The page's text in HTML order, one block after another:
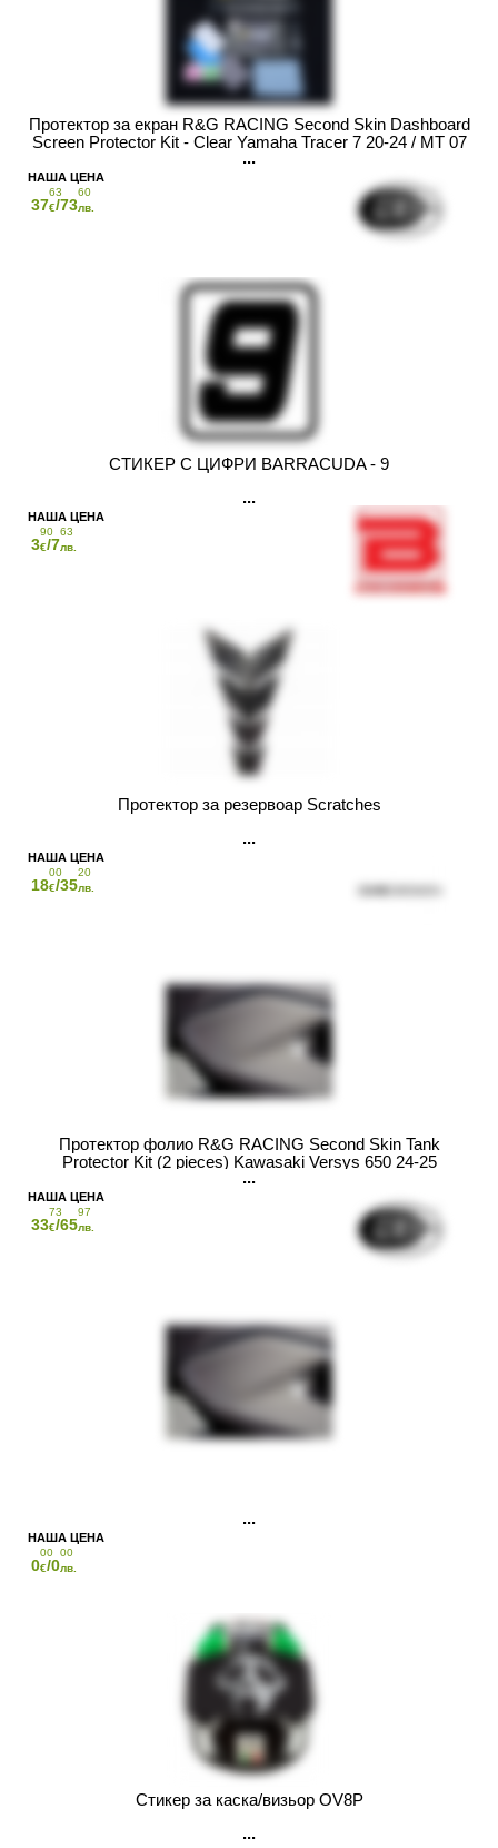
Протектор за екран R&G RACING Second Skin Dashboard
Screen Protector Kit - Clear Yamaha Tracer 7 20-24 / MT 07
17-24
37
63
€/73
60
лв.
СТИКЕР С ЦИФРИ BARRACUDA - 9
3
90
€/7
63
лв.
Протектор за резервоар Scratches
18
00
€/35
20
лв.
Протектор фолио R&G RACING Second Skin Tank
Protector Kit (2 pieces) Kawasaki Versys 650 24-25
33
73
€/65
97
лв.
0
00
€/0
00
лв.
Стикер за каска/визьор OV8P